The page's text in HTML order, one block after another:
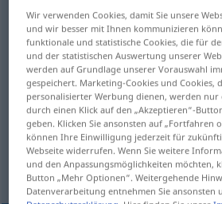
chatrnostf
Übersicht aller Übersetzungen
(Für mehr Details die Übersetzung
Ärmlichkeit, Gebrechlichkeit,
Baufälligkeit
Dürftigkeit
Wir verwenden Cookies, damit Sie unsere
und wir besser mit Ihnen kommunizieren
funktionale und statistische Cookies, die für
und der statistischen Auswertung unserer
werden auf Grundlage unserer Vorauswahl
gespeichert. Marketing-Cookies und Cookies,
personalisierter Werbung dienen, werden nur
durch einen Klick auf den „Akzeptieren“-
geben. Klicken Sie ansonsten auf „Fortfahren
können Ihre Einwilligung jederzeit für
Webseite widerrufen. Wenn Sie weitere
und den Anpassungsmöglichkeiten möchten,
Button „Mehr Optionen“. Weitergehende
Datenverarbeitung entnehmen Sie ansonsten